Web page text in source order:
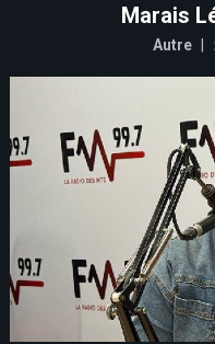
Marais
Autre